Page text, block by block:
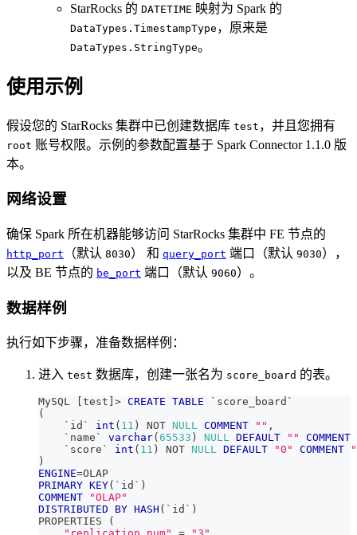
StarRocks 的 DATETIME 映射为 Spark 的
DataTypes.TimestampType ，原来是
DataTypes.StringType。
使用示例
假设您的 StarRocks 集群中已创建数据库 test ，并且您拥有
root 账号权限。示例的参数配置基于 Spark Connector 1.1.0 版
本。
网络设置
确保 Spark 所在机器能够访问 StarRocks 集群中 FE 节点的
http_port （默认 8030） 和 query_port 端口（默认 9030），
以及 BE 节点的 be_port 端口（默认 9060）。
数据样例
执行如下步骤，准备数据样例：
进入 test 数据库，创建一张名为 score_board 的表。
MySQL test > CREATE TABLE ` score_board `
(
` id ` int ( 11 ) NOT NULL COMMENT "" ,
` name ` varchar( 65533 ) NULL DEFAULT ""
COMMENT
` score ` int ( 11 ) NOT NULL DEFAULT "0" COMMENT
)
ENGINE=OLAP
PRIMARY KEY( ` id ` )
COMMENT
"OLAP"
DISTRIBUTED
BY HASH ( ` id ` )
PROPERTIES
(